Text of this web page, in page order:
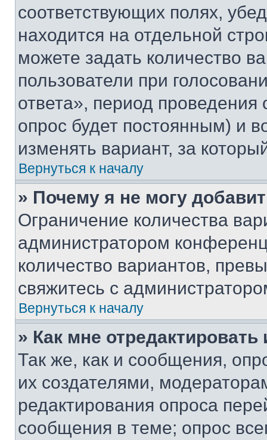
соответствующих полях,
находится на отдельной
можете задать количество
пользователи при
ответа», период проведения
опрос будет постоянным) и
изменять вариант, за
Вернуться к началу
» Почему я не могу
Ограничение количества
администратором
количество вариантов,
свяжитесь с
Вернуться к началу
» Как мне
Так же, как и сообщения,
их создателями,
редактирования опроса
сообщения в теме; опрос